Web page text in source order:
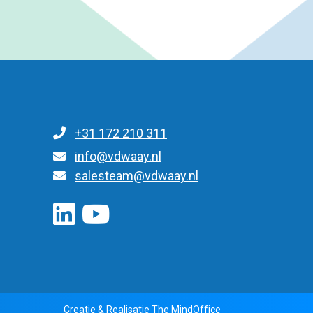
+31 172 210 311
Для общих запросов
info@vdwaay.nl
salesteam@vdwaay.nl
Creatie & Realisatie The MindOffice